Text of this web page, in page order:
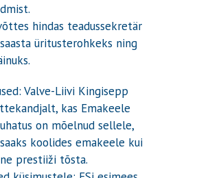
hindas teadussekretär
üritusterohkeks ning
Valve-Liivi Kingisepp
kas Emakeele
on mõelnud sellele,
koolides emakeele kui
prestiiži tõsta.